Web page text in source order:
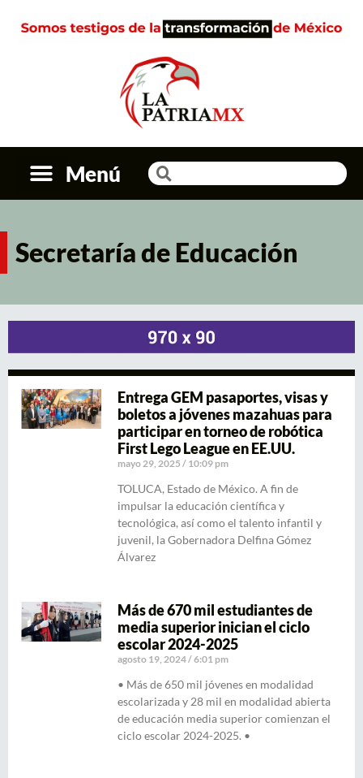
Menú
Secretaría de Educación
Entrega GEM pasaportes, visas y
boletos a jóvenes mazahuas para
participar en torneo de robótica
First Lego League en EE.UU.
mayo 29, 2025 10:09 pm
TOLUCA, Estado de México. A fin de
impulsar la educación científica y
tecnológica, así como el talento infantil y
juvenil, la Gobernadora Delfina Gómez
Álvarez
Más de 670 mil estudiantes de
media superior inician el ciclo
escolar 2024-2025
agosto 19, 2024 6:01 pm
• Más de 650 mil jóvenes en modalidad
escolarizada y 28 mil en modalidad abierta
de educación media superior comienzan el
ciclo escolar 2024-2025. •